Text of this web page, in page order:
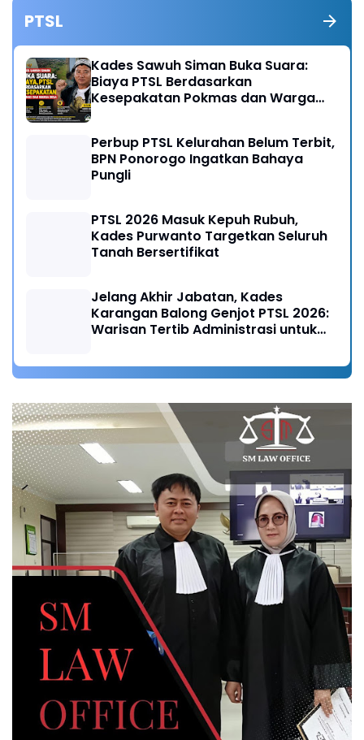
PTSL
Kades Sawuh Siman Buka Suara:
Biaya PTSL Berdasarkan
Kesepakatan Pokmas dan Warga
Perbup PTSL Kelurahan Belum Terbit,
BPN Ponorogo Ingatkan Bahaya
Pungli
PTSL 2026 Masuk Kepuh Rubuh,
Kades Purwanto Targetkan Seluruh
Tanah Bersertifikat
Jelang Akhir Jabatan, Kades
Karangan Balong Genjot PTSL 2026:
Warisan Tertib Administrasi untuk